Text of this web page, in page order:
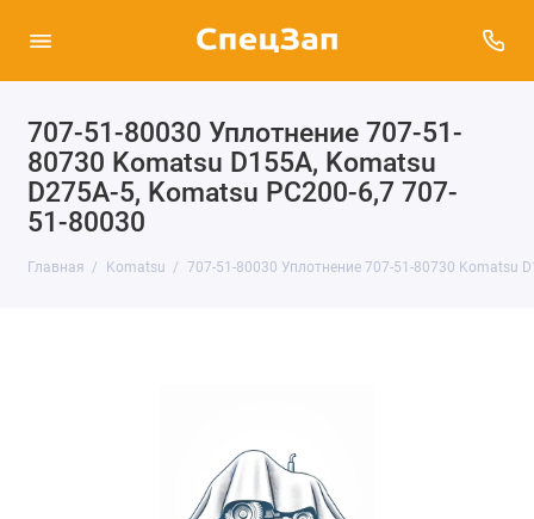
707-51-80030 Уплотнение 707-51-
80730 Komatsu D155A, Komatsu
D275A-5, Komatsu PC200-6,7 707-
51-80030
Главная Komatsu 707-51-80030 Уплотнение 707-51-80730 Komatsu